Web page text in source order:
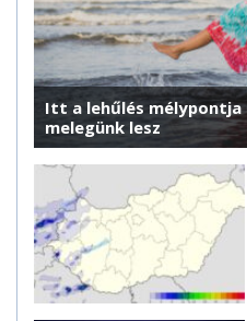
Itt a lehűlés mélypontja
melegünk lesz